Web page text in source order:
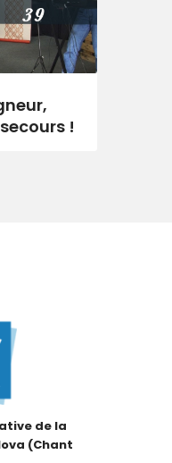
!
de la
(Chant